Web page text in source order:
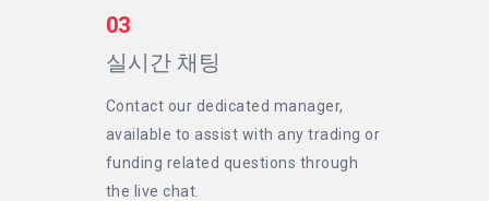
03
실시간 채팅
Contact our dedicated manager,
available to assist with any trading or
funding related questions through
the live chat.